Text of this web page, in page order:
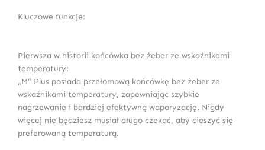
Kluczowe funkcje:
Pierwsza w historii końcówka bez żeber ze wskaźnikami
temperatury:
„M” Plus posiada przełomową końcówkę bez żeber ze
wskaźnikami temperatury, zapewniając szybkie
nagrzewanie i bardziej efektywną waporyzację. Nigdy
więcej nie będziesz musiał długo czekać, aby cieszyć się
preferowaną temperaturą.